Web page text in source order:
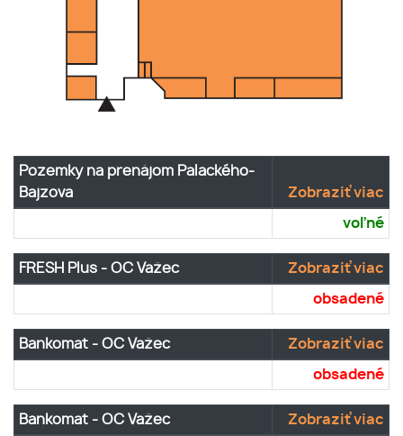
Pozemky na prenájom Palackého-
Bajzova
Zobraziť viac
voľné
FRESH Plus - OC Važec Zobraziť viac
obsadené
Bankomat - OC Važec Zobraziť viac
obsadené
Bankomat - OC Važec Zobraziť viac